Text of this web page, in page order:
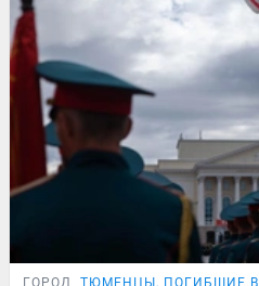
ГОРОД ТЮМЕНЦЫ, ПОГИБШИЕ